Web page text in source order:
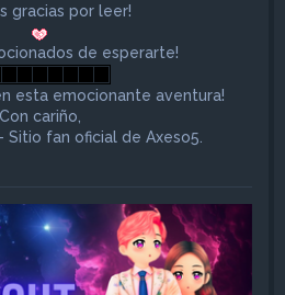
gracias por leer!
de esperarte!
esta emocionante aventura!
Con cariño,
Sitio fan oficial de Axeso5.